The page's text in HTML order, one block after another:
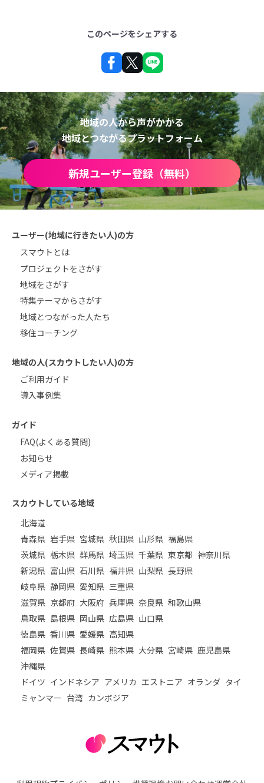
このページをシェアする
地域の人から声がかかる
地域とつながるプラットフォーム
新規ユーザー登録（無料）
ユーザー(地域に行きたい人)の方
スマウトとは
プロジェクトをさがす
地域をさがす
特集テーマからさがす
地域とつながった人たち
移住コーチング
地域の人(スカウトしたい人)の方
ご利用ガイド
導入事例集
ガイド
FAQ(よくある質問)
お知らせ
メディア掲載
スカウトしている地域
北海道
青森県 岩手県 宮城県 秋田県 山形県 福島県
茨城県 栃木県 群馬県 埼玉県 千葉県 東京都 神奈川県
新潟県 富山県 石川県 福井県 山梨県 長野県
岐阜県 静岡県 愛知県 三重県
滋賀県 京都府 大阪府 兵庫県 奈良県 和歌山県
鳥取県 島根県 岡山県 広島県 山口県
徳島県 香川県 愛媛県 高知県
福岡県 佐賀県 長崎県 熊本県 大分県 宮崎県 鹿児島県
沖縄県
ドイツ インドネシア アメリカ エストニア オランダ タイ
ミャンマー 台湾 カンボジア